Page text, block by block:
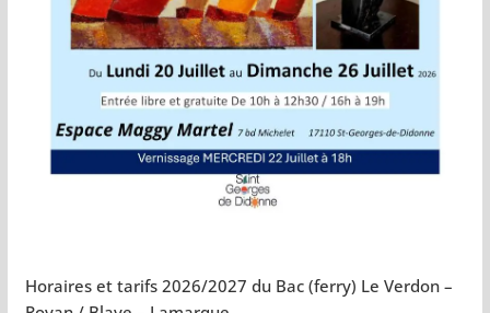
Horaires et tarifs 2026/2027 du Bac (ferry) Le Verdon –